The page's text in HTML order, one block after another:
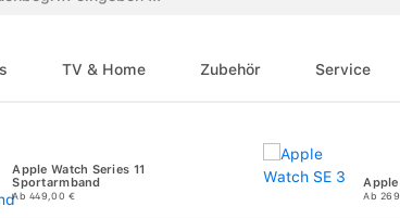
TV & Home Zubehör Service
Apple Watch Series 11
Sportarmband
Ab 449,00 €
Apple
Ab